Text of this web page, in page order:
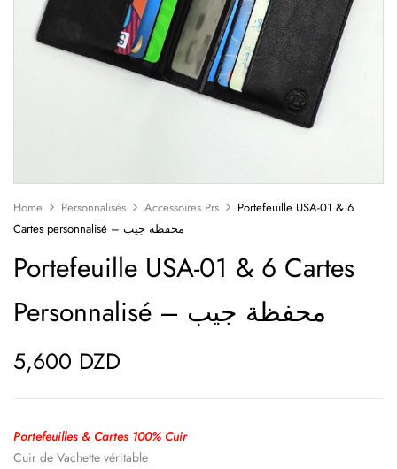
Home Personnalisés Accessoires Prs
Portefeuille USA-01 & 6
Cartes personnalisé – محفظة جيب
Portefeuille USA-01 & 6 Cartes
Personnalisé – محفظة جيب
5,600 DZD
Portefeuilles & Cartes 100% Cuir
Cuir de Vachette véritable